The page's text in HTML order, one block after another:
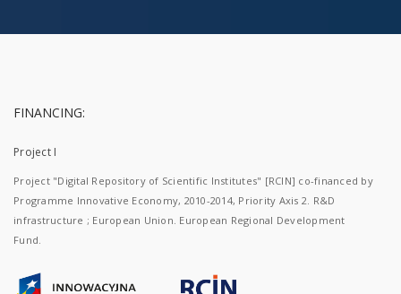
FINANCING:
Project I
Project "Digital Repository of Scientific Institutes" [RCIN] co-financed by
Programme Innovative Economy, 2010-2014, Priority Axis 2. R&D
infrastructure ; European Union. European Regional Development
Fund.